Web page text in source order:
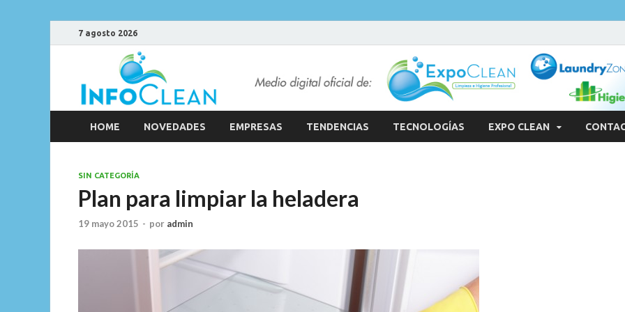
7 agosto 2026
HOME NOVEDADES EMPRESAS TENDENCIAS TECNOLOGÍAS EXPO CLEAN
SIN CATEGORÍA
Plan para limpiar la heladera
19 mayo 2015 - por admin